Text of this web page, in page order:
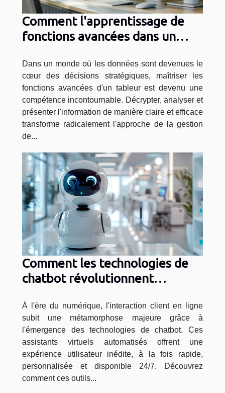
Comment l'apprentissage de
fonctions avancées dans un
gestion de données
Dans un monde où les données sont devenues le
cœur des décisions stratégiques, maîtriser les
fonctions avancées d'un tableur est devenu une
compétence incontournable. Décrypter, analyser et
présenter l'information de manière claire et efficace
transforme radicalement l'approche de la gestion
de...
Comment les technologies de
chatbot révolutionnent
À l'ère du numérique, l'interaction client en ligne
subit une métamorphose majeure grâce à
l'émergence des technologies de chatbot. Ces
assistants virtuels automatisés offrent une
expérience utilisateur inédite, à la fois rapide,
personnalisée et disponible 24/7. Découvrez
comment ces outils...